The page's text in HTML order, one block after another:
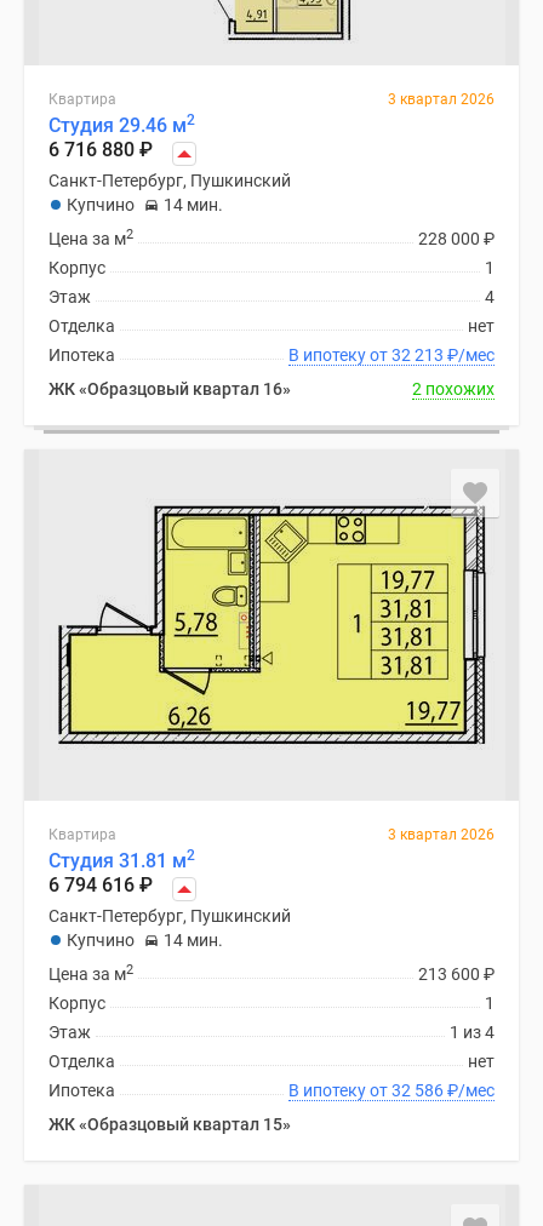
Квартира 3 квартал 2026
Студия 29.46 м2
6 716 880 ₽
Санкт-Петербург, Пушкинский
Купчино
14 мин.
228 000 ₽
Цена за м2
1
Корпус
4
Этаж
нет
Отделка
В ипотеку от 32 213 ₽/мес
Ипотека
ЖК «Образцовый квартал 16»
2 похожих
Квартира 3 квартал 2026
Студия 31.81 м2
6 794 616 ₽
Санкт-Петербург, Пушкинский
Купчино
14 мин.
213 600 ₽
Цена за м2
1
Корпус
1 из 4
Этаж
нет
Отделка
В ипотеку от 32 586₽/мес
Ипотека
ЖК «Образцовый квартал 15»